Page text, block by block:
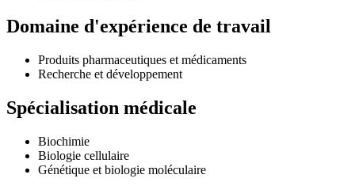
Domaine d'expérience de travail
Produits pharmaceutiques et médicaments
Recherche et développement
Spécialisation médicale
Biochimie
Biologie cellulaire
Génétique et biologie moléculaire